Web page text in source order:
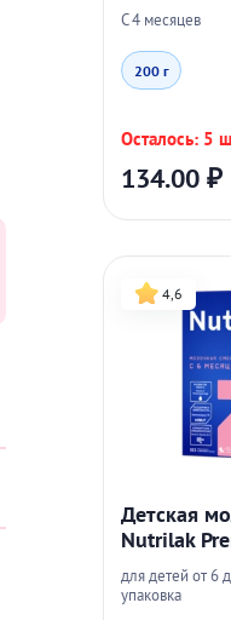
С 4 месяцев
200 г
134.00₽
Осталось: 5
4,6
Детская
Nutrilak
для детей от 6
упаковка